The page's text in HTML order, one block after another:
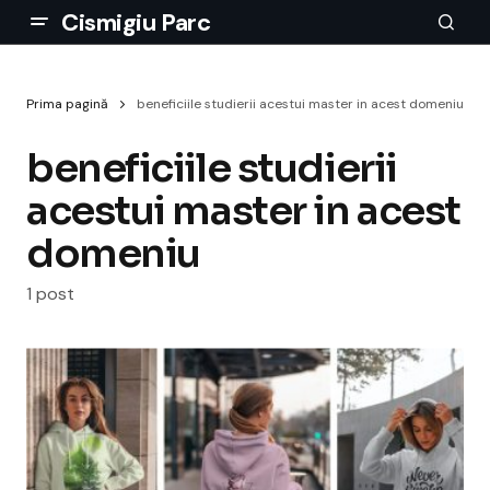
Cismigiu Parc
Prima pagină beneficiile studierii acestui master in acest domeniu
beneficiile studierii
acestui master in acest
domeniu
1 post